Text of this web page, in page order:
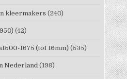
kleermakers (240)
(42)
1675 (tot 16mm) (535)
Nederland (198)